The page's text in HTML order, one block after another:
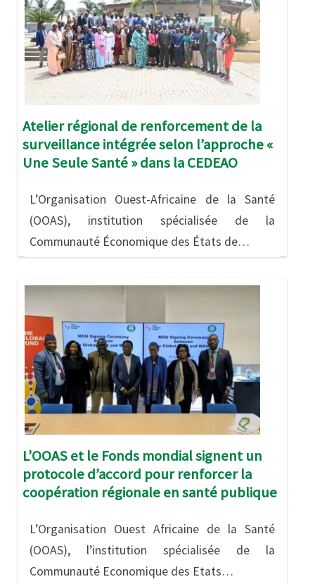
Atelier régional de renforcement de la
surveillance intégrée selon l’approche «
Une Seule Santé » dans la CEDEAO
L’Organisation Ouest-Africaine de la Santé
(OOAS), institution spécialisée de la
Communauté Économique des États de…
Image
L’OOAS et le Fonds mondial signent un
protocole d’accord pour renforcer la
coopération régionale en santé publique
L’Organisation Ouest Africaine de la Santé
(OOAS), l’institution spécialisée de la
Communauté Economique des Etats…